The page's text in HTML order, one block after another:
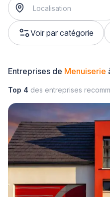
Voir par catégorie
Entreprises de Menuiserie
Top 4 des entreprises